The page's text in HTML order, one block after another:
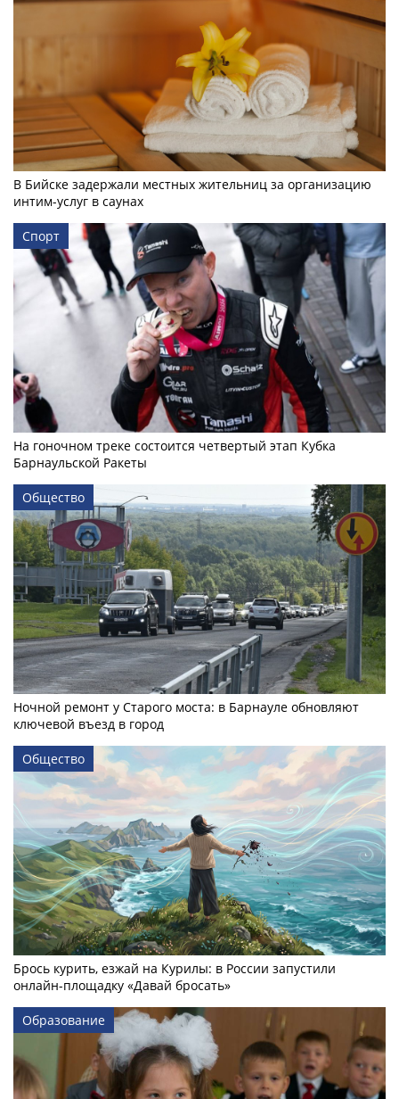
В Бийске задержали местных жительниц за организацию
интим-услуг в саунах
Спорт
На гоночном треке состоится четвертый этап Кубка
Барнаульской Ракеты
Общество
Ночной ремонт у Старого моста: в Барнауле обновляют
ключевой въезд в город
Общество
Брось курить, езжай на Курилы: в России запустили
онлайн-­площадку «Давай бросать»
Образование